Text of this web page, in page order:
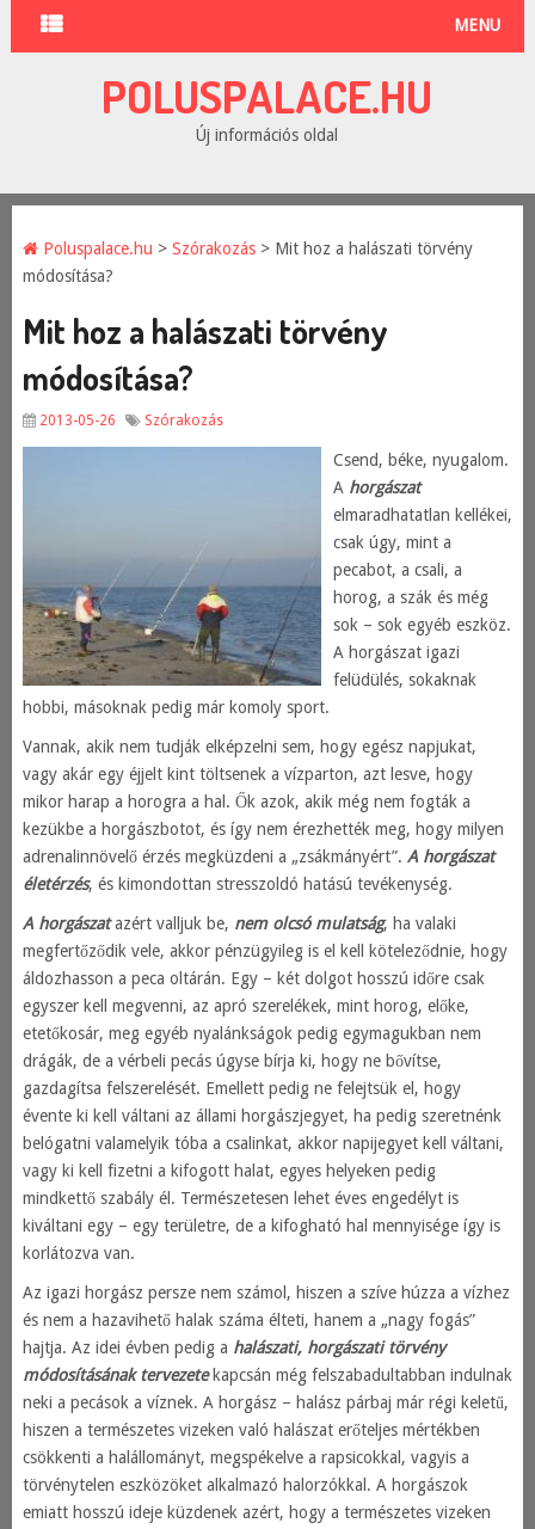
MENU
POLUSPALACE.HU
Új információs oldal
Poluspalace.hu > Szórakozás> Mit hoz a halászati törvény
módosítása?
Mit hoz a halászati törvény
módosítása?
2013-05-26 Szórakozás
Csend, béke, nyugalom.
A horgászat
elmaradhatatlan kellékei,
csak úgy, mint a
pecabot, a csali, a
horog, a szák és még
sok – sok egyéb eszköz.
A horgászat igazi
felüdülés, sokaknak
hobbi, másoknak pedig már komoly sport.
Vannak, akik nem tudják elképzelni sem, hogy egész napjukat,
vagy akár egy éjjelt kint töltsenek a vízparton, azt lesve, hogy
mikor harap a horogra a hal. Ők azok, akik még nem fogták a
kezükbe a horgászbotot, és így nem érezhették meg, hogy milyen
adrenalinnövelő érzés megküzdeni a „zsákmányért”. A horgászat
életérzés, és kimondottan stresszoldó hatású tevékenység.
A horgászatazért valljuk be, nem olcsó mulatság, ha valaki
megfertőződik vele, akkor pénzügyileg is el kell köteleződnie, hogy
áldozhasson a peca oltárán. Egy – két dolgot hosszú időre csak
egyszer kell megvenni, az apró szerelékek, mint horog, előke,
etetőkosár, meg egyéb nyalánkságok pedig egymagukban nem
drágák, de a vérbeli pecás úgyse bírja ki, hogy ne bővítse,
gazdagítsa felszerelését. Emellett pedig ne felejtsük el, hogy
évente ki kell váltani az állami horgászjegyet, ha pedig szeretnénk
belógatni valamelyik tóba a csalinkat, akkor napijegyet kell váltani,
vagy ki kell fizetni a kifogott halat, egyes helyeken pedig
mindkettő szabály él. Természetesen lehet éves engedélyt is
kiváltani egy – egy területre, de a kifogható hal mennyisége így is
korlátozva van.
Az igazi horgász persze nem számol, hiszen a szíve húzza a vízhez
és nem a hazavihető halak száma élteti, hanem a „nagy fogás”
hajtja. Az idei évben pedig a halászati, horgászati törvény
módosításának tervezetekapcsán még felszabadultabban indulnak
neki a pecások a víznek. A horgász – halász párbaj már régi keletű,
hiszen a természetes vizeken való halászat erőteljes mértékben
csökkenti a halállományt, megspékelve a rapsicokkal, vagyis a
törvénytelen eszközöket alkalmazó halorzókkal. A horgászok
emiatt hosszú ideje küzdenek azért, hogy a természetes vizeken